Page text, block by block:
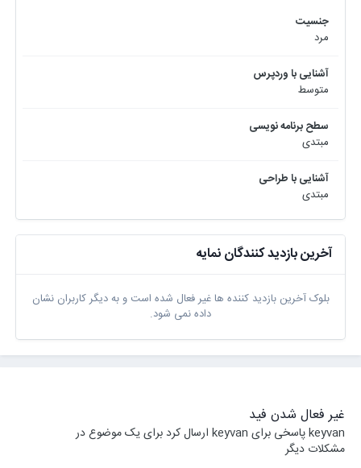
جنسیت
مرد
آشنایی با وردپرس
متوسط
سطح برنامه نویسی
مبتدی
آشنایی با طراحی
مبتدی
آخرین بازدید کنندگان نمایه
بلوک آخرین بازدید کننده ها غیر فعال شده است و به دیگر کاربران نشان
داده نمی شود.
غیر فعال شدن فید
keyvanپاسخی برای keyvan ارسال کرد برای یک موضوع در
مشکلات دیگر